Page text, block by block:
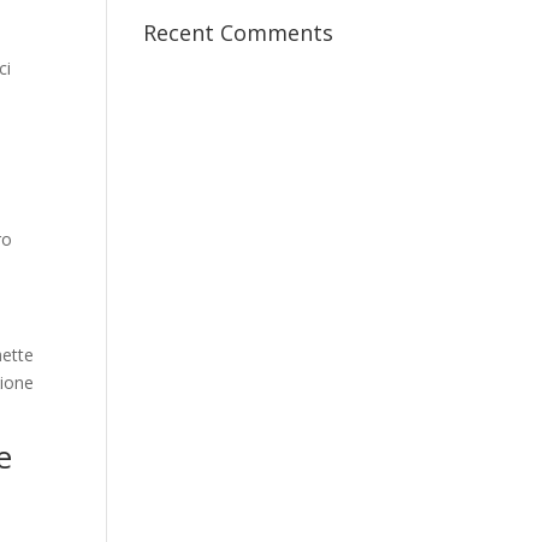
Recent Comments